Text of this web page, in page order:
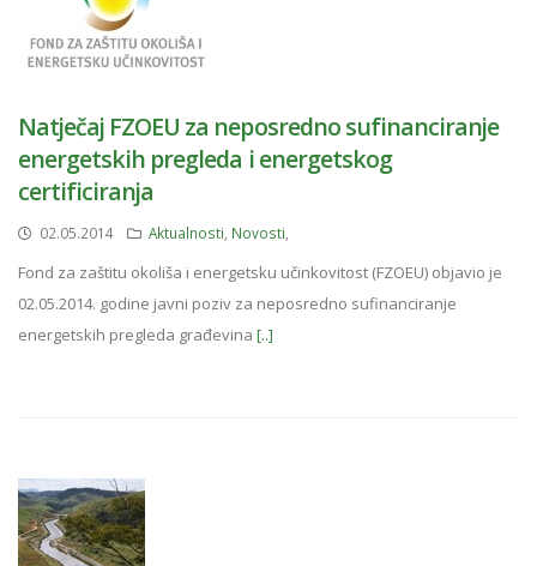
Natječaj FZOEU za neposredno sufinanciranje
energetskih pregleda i energetskog
certificiranja
02.05.2014 Aktualnosti Novosti
Fond za zaštitu okoliša i energetsku učinkovitost (FZOEU) objavio je
02.05.2014. godine javni poziv za neposredno sufinanciranje
energetskih pregleda građevina [..]